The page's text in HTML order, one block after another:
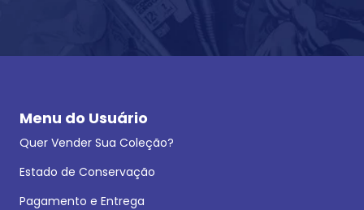
Menu do Usuário
Quer Vender Sua Coleção?
Estado de Conservação
Pagamento e Entrega